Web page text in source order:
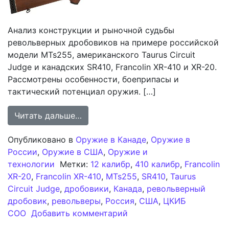
Анализ конструкции и рыночной судьбы
револьверных дробовиков на примере российской
модели MTs255, американского Taurus Circuit
Judge и канадских SR410, Francolin XR-410 и XR-20.
Рассмотрены особенности, боеприпасы и
тактический потенциал оружия. […]
Читать дальше…
Опубликовано в Оружие в Канаде, Оружие в
России, Оружие в США, Оружие и
технологии Метки: 12 калибр, 410 калибр, Francolin
XR-20, Francolin XR-410, MTs255, SR410, Taurus
Circuit Judge, дробовики, Канада, револьверный
дробовик, револьверы, Россия, США, ЦКИБ
СОО Добавить комментарий